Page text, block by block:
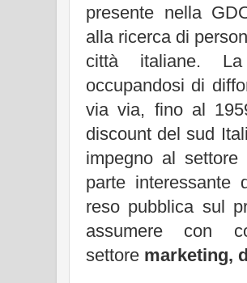
presente nella
alla ricerca di
città italiane.
occupandosi di
via via, fino al
discount del sud
impegno al
parte interessante
reso pubblica sul
assumere con
settore marketing,